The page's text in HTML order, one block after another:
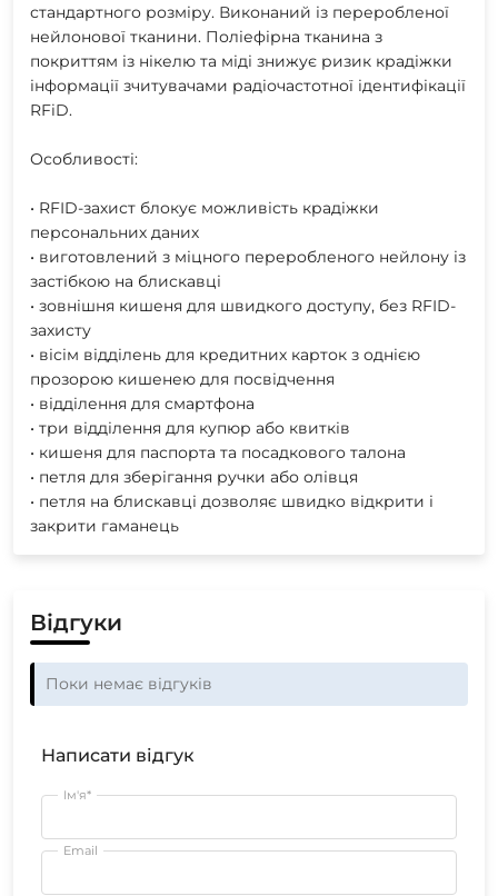
стандартного розміру. Виконаний із переробленої
нейлонової тканини. Поліефірна тканина з
покриттям із нікелю та міді знижує ризик крадіжки
інформації зчитувачами радіочастотної ідентифікації
RFiD.
Особливості:
• RFID-захист блокує можливість крадіжки
персональних даних
• виготовлений з міцного переробленого нейлону із
застібкою на блискавці
• зовнішня кишеня для швидкого доступу, без RFID-
захисту
• вісім відділень для кредитних карток з однією
прозорою кишенею для посвідчення
• відділення для смартфона
• три відділення для купюр або квитків
• кишеня для паспорта та посадкового талона
• петля для зберігання ручки або олівця
• петля на блискавці дозволяє швидко відкрити і
закрити гаманець
Відгуки
Поки немає відгуків
Написати відгук
Ім'я*
Email